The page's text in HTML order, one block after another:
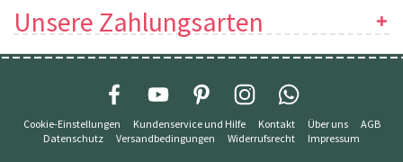
Unsere Zahlungsarten
Cookie-Einstellungen Kundenservice und Hilfe Kontakt Über uns
AGB
Datenschutz
Versandbedingungen Widerrufsrecht Impressum